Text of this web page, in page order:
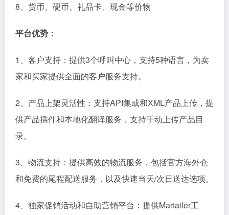
8、货币、硬币、礼品卡、现金等价物
平台优势：
1、客户支持：提供3个呼叫中心，支持5种语言，为卖
家和买家提供全面的客户服务支持。
2、产品上架灵活性：支持API集成和XML产品上传，提
供产品插件和本地化翻译服务，支持手动上传产品目
录。
3、物流支持：提供高效的物流服务，包括官方海外仓
和免费的尾程配送服务，以及快速当天/次日送达选项。
4、独家促销活动和自助营销平台：提供Martailer工